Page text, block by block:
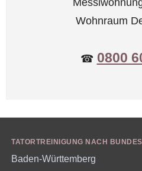
Wohnraum
☎ 0800
TATORTREINIGUNG NACH
Baden-Württemberg